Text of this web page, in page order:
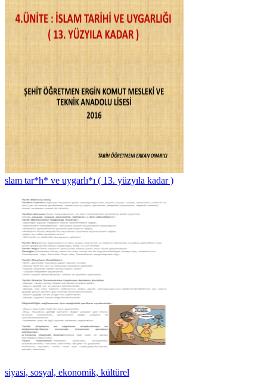
slam tar*h* ve uygarlı*ı ( 13. yüzyıla kadar )
siyasi, sosyal, ekonomik, kültürel